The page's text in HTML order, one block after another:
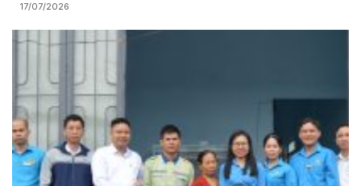
17/07/2026